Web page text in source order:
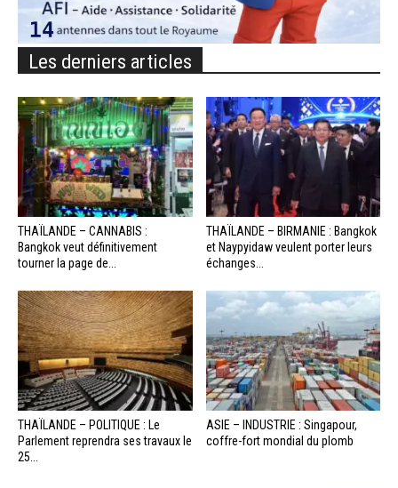
Les derniers articles
THAÏLANDE – CANNABIS :
Bangkok veut définitivement
tourner la page de...
THAÏLANDE – BIRMANIE : Bangkok
et Naypyidaw veulent porter leurs
échanges...
THAÏLANDE – POLITIQUE : Le
Parlement reprendra ses travaux le
25...
ASIE – INDUSTRIE : Singapour,
coffre-fort mondial du plomb